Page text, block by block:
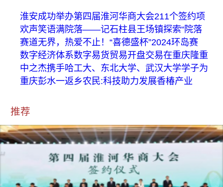
淮安成功举办第四届淮河华商大会211个签约项
欢声笑语满院落——记石柱县王场镇探索“院落
赛道无界，热爱不止！“喜德盛杯”2024环岛赛
数字经济体系数字易货贸易开盘交易在重庆隆重
中之杰携手哈工大、东北大学、武汉大学学子为
重庆彭水一返乡农民:科技助力发展香椿产业
推荐